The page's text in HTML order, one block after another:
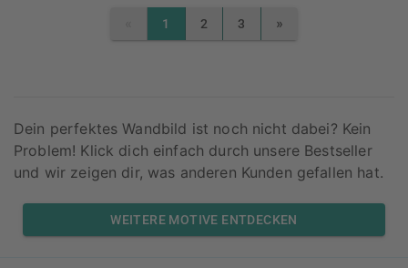
PREVIOUS
1 2 3 »
NEXT
Dein perfektes Wandbild ist noch nicht dabei? Kein
Problem! Klick dich einfach durch unsere Bestseller
und wir zeigen dir, was anderen Kunden gefallen hat.
WEITERE MOTIVE ENTDECKEN